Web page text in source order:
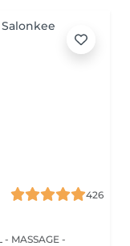
426
MASSAGE -